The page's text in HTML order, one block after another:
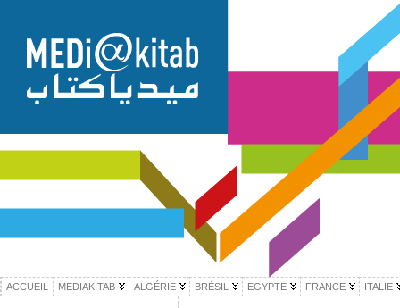
ACCUEIL MEDIAKITAB ALGÉRIE BRÉSIL EGYPTE FRANCE ITALIE